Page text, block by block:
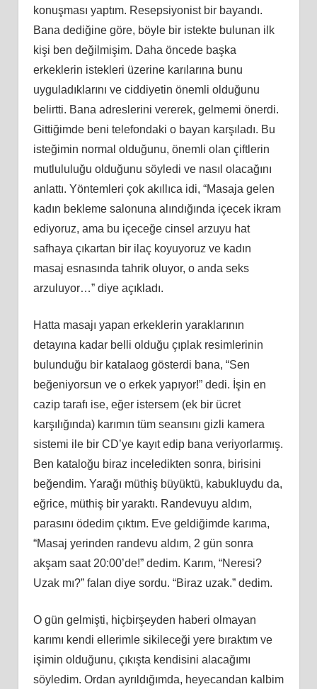
konuşması yaptım. Resepsiyonist bir bayandı.
Bana dediğine göre, böyle bir istekte bulunan ilk
kişi ben değilmişim. Daha öncede başka
erkeklerin istekleri üzerine karılarına bunu
uyguladıklarını ve ciddiyetin önemli olduğunu
belirtti. Bana adreslerini vererek, gelmemi önerdi.
Gittiğimde beni telefondaki o bayan karşıladı. Bu
isteğimin normal olduğunu, önemli olan çiftlerin
mutlululuğu olduğunu söyledi ve nasıl olacağını
anlattı. Yöntemleri çok akıllıca idi, “Masaja gelen
kadın bekleme salonuna alındığında içecek ikram
ediyoruz, ama bu içeceğe cinsel arzuyu hat
safhaya çıkartan bir ilaç koyuyoruz ve kadın
masaj esnasında tahrik oluyor, o anda seks
arzuluyor…” diye açıkladı.
Hatta masajı yapan erkeklerin yaraklarının
detayına kadar belli olduğu çıplak resimlerinin
bulunduğu bir katalaog gösterdi bana, “Sen
beğeniyorsun ve o erkek yapıyor!” dedi. İşin en
cazip tarafı ise, eğer istersem (ek bir ücret
karşılığında) karımın tüm seansını gizli kamera
sistemi ile bir CD’ye kayıt edip bana veriyorlarmış.
Ben kataloğu biraz inceledikten sonra, birisini
beğendim. Yarağı müthiş büyüktü, kabukluydu da,
eğrice, müthiş bir yaraktı. Randevuyu aldım,
parasını ödedim çıktım. Eve geldiğimde karıma,
“Masaj yerinden randevu aldım, 2 gün sonra
akşam saat 20:00’de!” dedim. Karım, “Neresi?
Uzak mı?” falan diye sordu. “Biraz uzak.” dedim.
O gün gelmişti, hiçbirşeyden haberi olmayan
karımı kendi ellerimle sikileceği yere bıraktım ve
işimin olduğunu, çıkışta kendisini alacağımı
söyledim. Ordan ayrıldığımda, heyecandan kalbim